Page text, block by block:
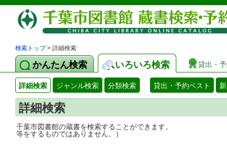
検索トップ> 詳細検索
かんたん検索 いろいろ検索 貸出・
詳細検索 ジャンル検索 分類検索 貸出・予約ベスト
詳細検索
千葉市図書館の蔵書を検索することがで
等をするものではありません。）